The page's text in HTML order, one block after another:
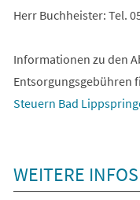
Herr Buchheister: Tel.
Informationen zu den
Entsorgungsgebühren
Steuern Bad
(Öffnet
neuen
Tab)
WEITERE INFOS